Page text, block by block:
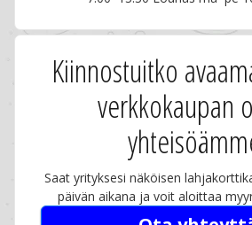
Kiinnostuitko
verkkokaupan
Saat yrityksesi näköisen
päivän aikana ja voit aloittaa